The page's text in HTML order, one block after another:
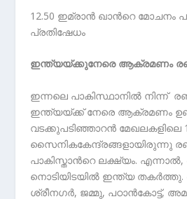
12.50 ഇമ്രാൻ ഖാന്‍റെ
പ്രതിഷേധം
ഇന്ത്യയ്ക്കുനേരെ ആക്രമണം
ഇന്നലെ പാകിസ്ഥാനിൽ നിന്ന്
ഇന്ത്യയ്ക്ക് നേരെ ആക്രമണം
വടക്കുപടിഞ്ഞാറൻ മേഖലകളിലെ
സൈനികകേന്ദ്രങ്ങളായിരുന്നു
പാകിസ്താന്‍റെ ലക്ഷ്യം.
നൊടിയിടയിൽ ഇന്ത്യ തകർത്തു.
ശ്രീനഗർ, ജമ്മു, പഠാൻകോട്ട്,